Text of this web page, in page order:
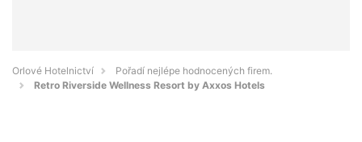
Orlové Hotelnictví
Pořadí nejlépe hodnocených firem.
Retro Riverside Wellness Resort by Axxos Hotels